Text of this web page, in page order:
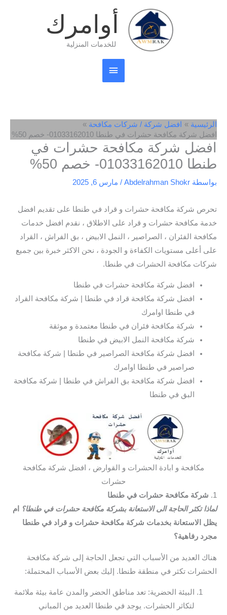
أوامرك
للخدمات المنزلية
القائمة
الرئيسية
الرئيسية
افضل شركة / شركات مكافحة
افضل شركة مكافحة حشرات في طنطا 01033162010- خصم 50%
افضل شركة مكافحة حشرات في
طنطا 01033162010- خصم 50%
بواسطة Abdelrahman Shokr
/ مارس 6, 2025
تحرص شركة مكافحة حشرات و قراد في طنطا على تقديم افضل
خدمة مكافحة حشرات و قراد على الاطلاق ، نقدم افضل خدمات
مكافحة الفئران ، الصراصير ، النمل الابيض ، بق الفراش ، القراد
على أعلى مستويات الكفاءة و الجودة ، نحن الاكثر خبرة بين جميع
شركات مكافحة الحشرات في طنطا.
افضل شركة مكافحة حشرات في طنطا
افضل شركة مكافحة قراد في طنطا | شركة مكافحة القراد
في طنطا اوامرك
شركة مكافحة فئران في طنطا معتمدة و موثقة
شركة مكافحة النمل الابيض في طنطا
افضل شركة مكافحة الصراصير في طنطا | شركة مكافحة
صراصير في طنطا اوامرك
افضل شركة مكافحة بق الفراش في طنطا | شركة مكافحة
البق في طنطا
مكافحة و ابادة الحشرات و القوارض ، افضل شركة مكافحة
حشرات
1.
شركة مكافحة حشرات في طنطا
لماذا تكثر الحاجة الى الاستعانة بشركة مكافحة حشرات في طنطا؟
ام
يظل الاستعانة بخدمات شركة مكافحة حشرات و قراد في طنطا
مجرد رفاهية؟
هناك العديد من الأسباب التي تجعل الحاجة إلى شركة مكافحة
الحشرات تكثر في منطقة طنطا. إليك بعض الأسباب المحتملة:
البيئة الحضرية: تعد مناطق الحضر والمدن عامة بيئة ملائمة
لتكاثر الحشرات. يوجد في طنطا العديد من المباني